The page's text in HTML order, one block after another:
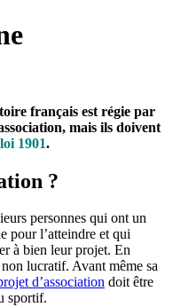
français est régie par
mais ils doivent
1901.
?
personnes qui ont un
pour l’atteindre et qui
à bien leur projet. En
lucratif. Avant même sa
d’association doit être
sportif.